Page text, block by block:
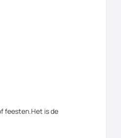
feesten.Het is de